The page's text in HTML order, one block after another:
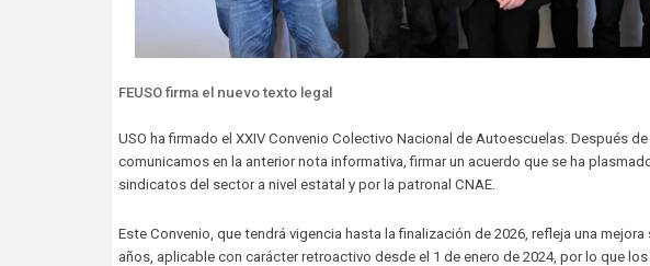
FEUSO firma el nuevo texto legal
USO ha firmado el XXIV Convenio Colectivo Nacional de Autoescuelas. Después
comunicamos en la anterior nota informativa, firmar un acuerdo que se ha
sindicatos del sector a nivel estatal y por la patronal CNAE.
Este Convenio, que tendrá vigencia hasta la finalización de 2026, refleja una
años, aplicable con carácter retroactivo desde el 1 de enero de 2024, por lo que